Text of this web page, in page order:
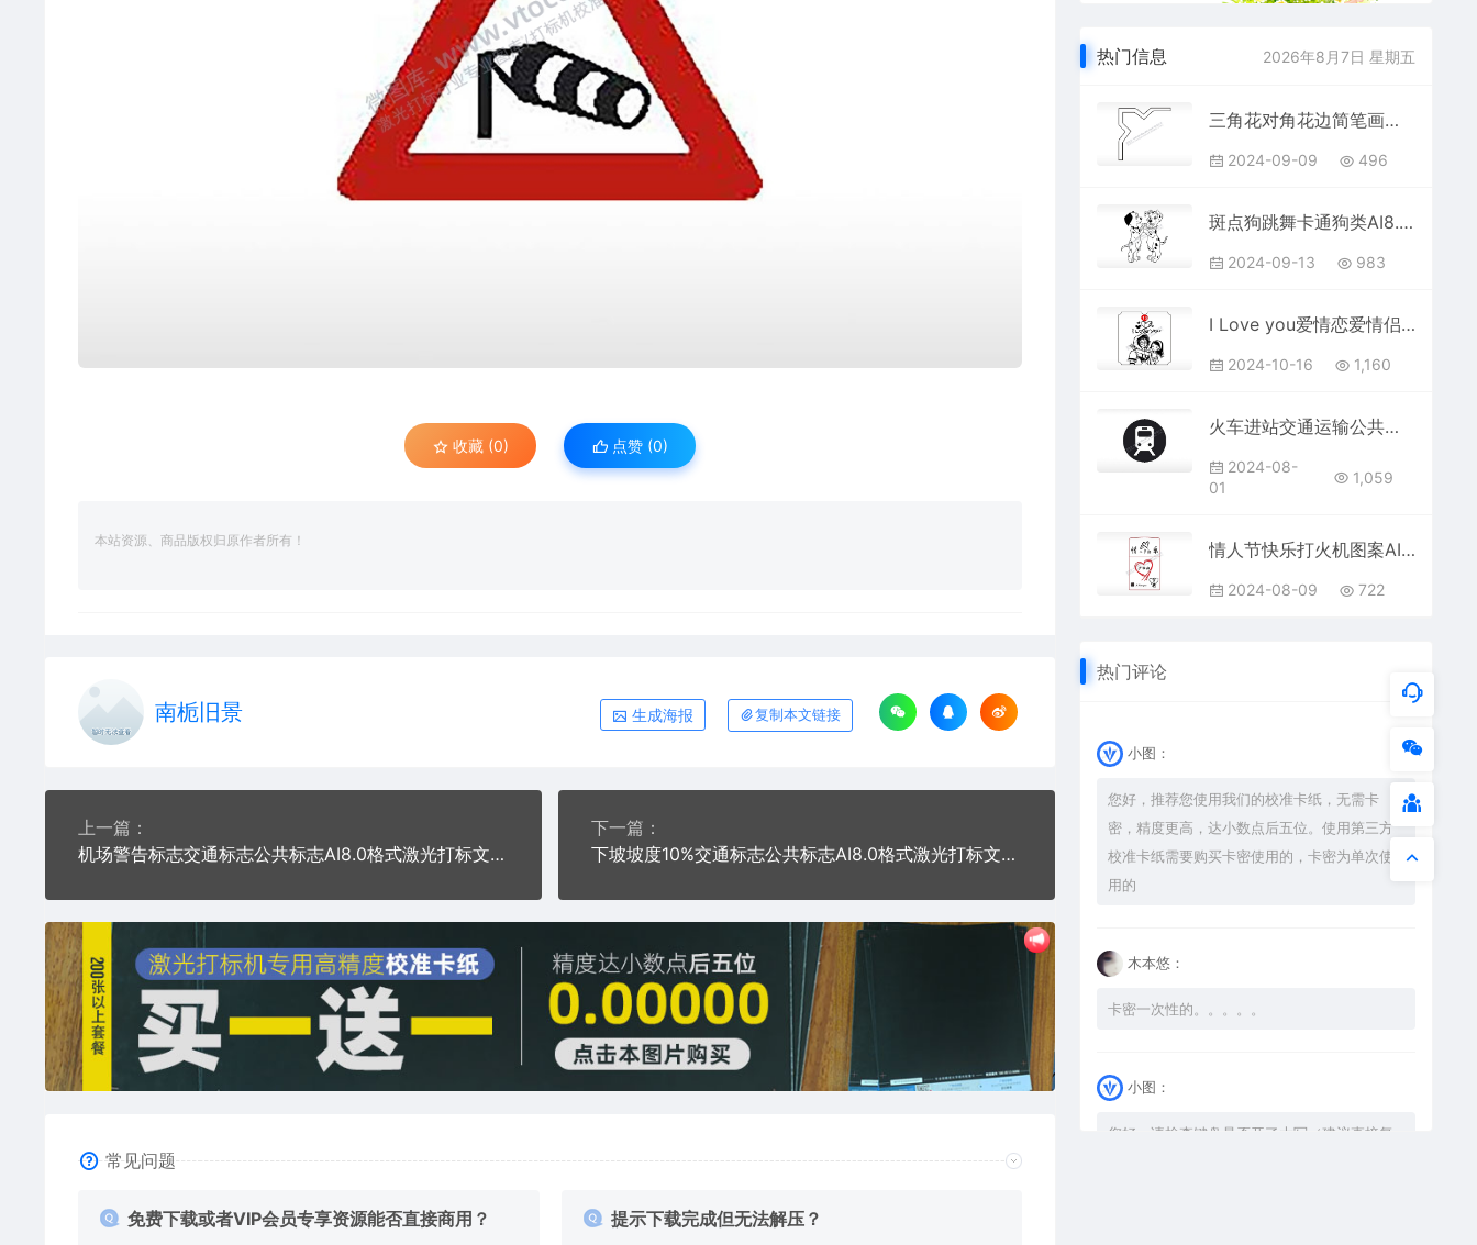
收藏 (0) 点赞 (0)
本站资源、商品版权归原作者所有！
南栀旧景 生成海报 复制本文链接
上一篇：
机场警告标志交通标志公共标志AI8.0格式激光打标文件通用矢量图
下一篇：
下坡坡度10%交通标志公共标志AI8.0格式激光打标文件通用矢量图
常见问题
免费下载或者VIP会员专享资源能否直接商用？ 提示下载完成但无法解压？
热门信息 2026年8月7日 星期五
三角花对角花边简笔画边框大全AI8.0格式激光打标文件通用矢量图
2024-09-09 496
斑点狗跳舞卡通狗类AI8.0格式激光打标文件通用矢量图
2024-09-13 983
I Love you爱情恋爱情侣AI8.0格式激光打标文件通用矢量图
2024-10-16 1,160
火车进站交通运输公共标志生活日常公共图标系列布告栏黑色白色
2024-08-
01
1,059
情人节快乐打火机图案AI8.0格式激光打标文件通用矢量图
2024-08-09 722
热门评论
小图：
您好，推荐您使用我们的校准卡纸，无需卡
密，精度更高，达小数点后五位。使用第三方
校准卡纸需要购买卡密使用的，卡密为单次使
用的
木本悠：
卡密一次性的。。。。。
小图：
您好，请检查键盘是否开了大写（建议直接复